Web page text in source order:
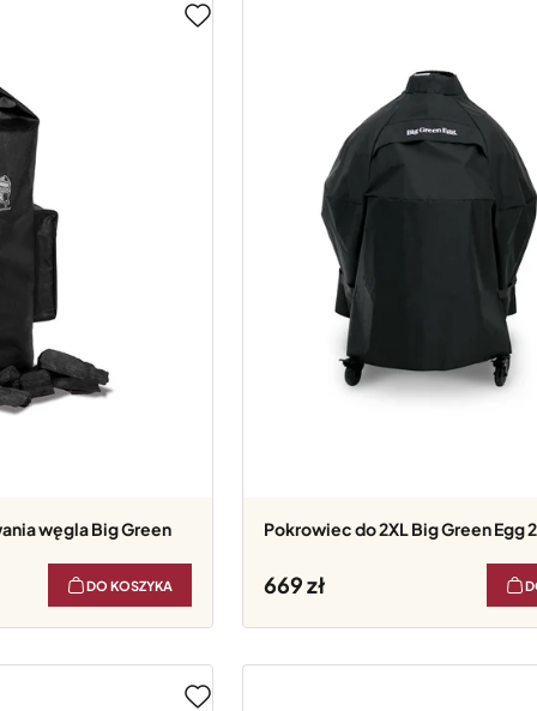
DO KOSZYKA
Pokrowiec do 2XL Big Green Egg
669